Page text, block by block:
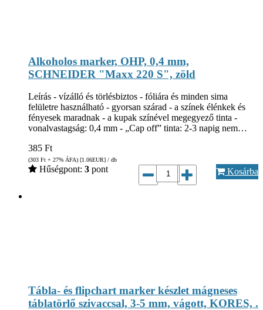
Alkoholos marker, OHP, 0,4 mm,
SCHNEIDER "Maxx 220 S", zöld
Leírás - vízálló és törlésbiztos - fóliára és minden sima
felületre használható - gyorsan szárad - a színek élénkek és
fényesek maradnak - a kupak színével megegyező tinta -
vonalvastagság: 0,4 mm - „Cap off” tinta: 2-3 napig nem…
385 Ft
(303 Ft + 27% ÁFA) [1.06EUR] / db
Hűségpont: 3 pont Kosárba
Tábla- és flipchart marker készlet mágneses
táblatörlő szivaccsal, 3-5 mm, vágott, KORES, .